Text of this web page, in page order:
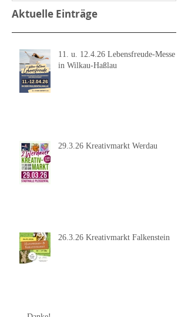
Aktuelle Einträge
11. u. 12.4.26 Lebensfreude-Messe
in Wilkau-Haßlau
29.3.26 Kreativmarkt Werdau
26.3.26 Kreativmarkt Falkenstein